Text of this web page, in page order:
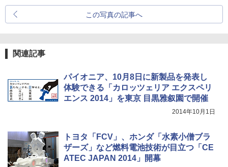
この写真の記事へ
関連記事
パイオニア、10月8日に新製品を発表し
体験できる「カロッツェリア エクスペリ
エンス 2014」を東京 目黒雅叙園で開催
2014年10月1日
トヨタ「FCV」、ホンダ「水素小僧ブラ
ザーズ」など燃料電池技術が目立つ「CE
ATEC JAPAN 2014」開幕